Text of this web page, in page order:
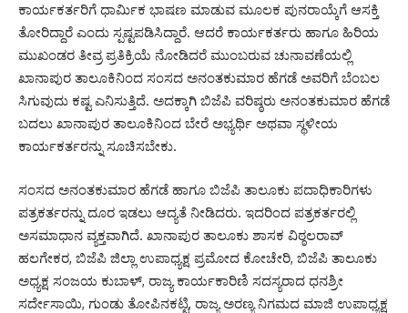
ಕಾರ್ಯಕರ್ತರಿಗೆ ಧಾರ್ಮಿಕ ಭಾಷಣ ಮಾಡುವ ಮೂಲಕ ಪುನರಾಯ್ಕೆಗೆ ಆಸಕ್ತಿ
ತೋರಿದ್ದಾರೆ ಎಂದು ಸ್ಪಷ್ಟಪಡಿಸಿದ್ದಾರೆ. ಆದರೆ ಕಾರ್ಯಕರ್ತರು ಹಾಗೂ ಹಿರಿಯ
ಮುಖಂಡರ ತೀವ್ರ ಪ್ರತಿಕ್ರಿಯೆ ನೋಡಿದರೆ ಮುಂಬರುವ ಚುನಾವಣೆಯಲ್ಲಿ
ಖಾನಾಪುರ ತಾಲೂಕಿನಿಂದ ಸಂಸದ ಅನಂತಕುಮಾರ ಹೆಗಡೆ ಅವರಿಗೆ ಬೆಂಬಲ
ಸಿಗುವುದು ಕಷ್ಟ ಎನಿಸುತ್ತಿದೆ. ಅದಕ್ಕಾಗಿ ಬಿಜೆಪಿ ವರಿಷ್ಠರು ಅನಂತಕುಮಾರ ಹೆಗಡೆ
ಬದಲು ಖಾನಾಪುರ ತಾಲೂಕಿನಿಂದ ಬೇರೆ ಅಭ್ಯರ್ಥಿ ಅಥವಾ ಸ್ಥಳೀಯ
ಕಾರ್ಯಕರ್ತರನ್ನು ಸೂಚಿಸಬೇಕು.
ಸಂಸದ ಅನಂತಕುಮಾರ ಹೆಗಡೆ ಹಾಗೂ ಬಿಜೆಪಿ ತಾಲೂಕು ಪದಾಧಿಕಾರಿಗಳು
ಪತ್ರಕರ್ತರನ್ನು ದೂರ ಇಡಲು ಆದ್ಯತೆ ನೀಡಿದರು. ಇದರಿಂದ ಪತ್ರಕರ್ತರಲ್ಲಿ
ಅಸಮಾಧಾನ ವ್ಯಕ್ತವಾಗಿದೆ. ಖಾನಾಪುರ ತಾಲೂಕು ಶಾಸಕ ವಿಠ್ಠಲರಾವ್
ಹಲಗೇಕರ, ಬಿಜೆಪಿ ಜಿಲ್ಲಾ ಉಪಾಧ್ಯಕ್ಷ ಪ್ರಮೋದ ಕೋಚೇರಿ, ಬಿಜೆಪಿ ತಾಲೂಕು
ಅಧ್ಯಕ್ಷ ಸಂಜಯ ಕುಬಾಳ್, ರಾಜ್ಯ ಕಾರ್ಯಕಾರಿಣಿ ಸದಸ್ಯರಾದ ಧನಶ್ರೀ
ಸರ್ದೇಸಾಯಿ, ಗುಂಡು ತೋಪಿನಕಟ್ಟಿ, ರಾಜ್ಯ ಅರಣ್ಯ ನಿಗಮದ ಮಾಜಿ ಉಪಾಧ್ಯಕ್ಷ